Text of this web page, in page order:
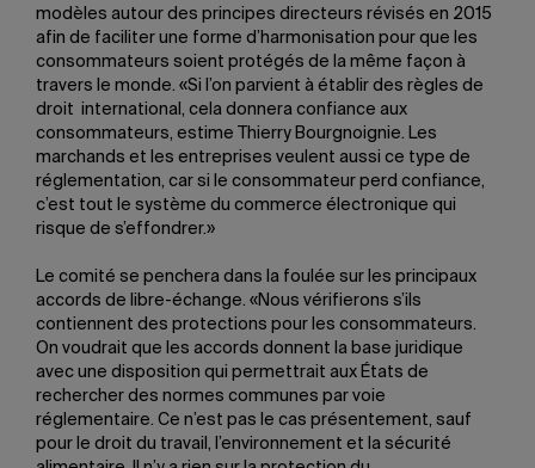
modèles autour des principes directeurs révisés en 2015
afin de faciliter une forme d’harmonisation pour que les
consommateurs soient protégés de la même façon à
travers le monde. «Si l’on parvient à établir des règles de
droit international, cela donnera confiance aux
consommateurs, estime Thierry Bourgnoignie. Les
marchands et les entreprises veulent aussi ce type de
réglementation, car si le consommateur perd confiance,
c’est tout le système du commerce électronique qui
risque de s’effondrer.»
Le comité se penchera dans la foulée sur les principaux
accords de libre-échange. «Nous vérifierons s’ils
contiennent des protections pour les consommateurs.
On voudrait que les accords donnent la base juridique
avec une disposition qui permettrait aux États de
rechercher des normes communes par voie
réglementaire. Ce n’est pas le cas présentement, sauf
pour le droit du travail, l’environnement et la sécurité